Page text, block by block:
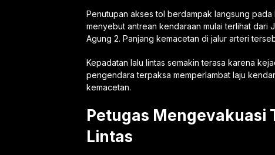
Penutupan akses tol berdampak langsung
menyebut antrean kendaraan mulai terlihat dari
Agung 2. Panjang kemacetan di jalur arteri
Kepadatan lalu lintas semakin terasa karena
pengendara terpaksa memperlambat laju
kemacetan.
Petugas Mengevakuasi
Lintas